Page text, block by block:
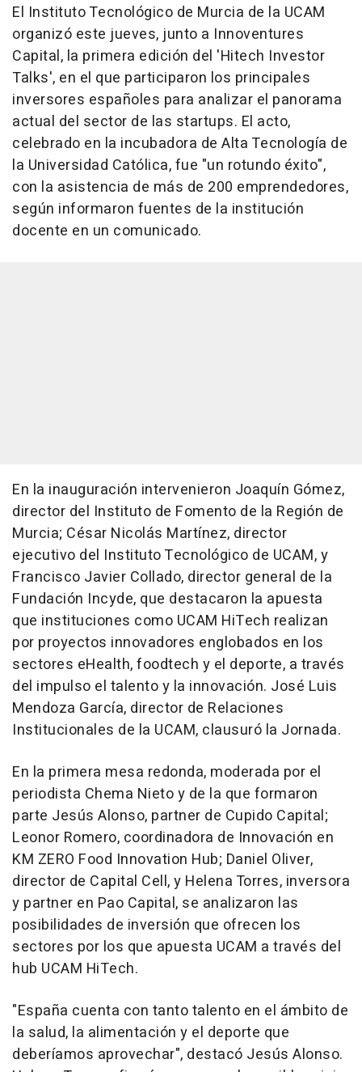
El Instituto Tecnológico de Murcia de la UCAM
organizó este jueves, junto a Innoventures
Capital, la primera edición del 'Hitech Investor
Talks', en el que participaron los principales
inversores españoles para analizar el panorama
actual del sector de las startups. El acto,
celebrado en la incubadora de Alta Tecnología de
la Universidad Católica, fue "un rotundo éxito",
con la asistencia de más de 200 emprendedores,
según informaron fuentes de la institución
docente en un comunicado.
En la inauguración intervenieron Joaquín Gómez,
director del Instituto de Fomento de la Región de
Murcia; César Nicolás Martínez, director
ejecutivo del Instituto Tecnológico de UCAM, y
Francisco Javier Collado, director general de la
Fundación Incyde, que destacaron la apuesta
que instituciones como UCAM HiTech realizan
por proyectos innovadores englobados en los
sectores eHealth, foodtech y el deporte, a través
del impulso el talento y la innovación. José Luis
Mendoza García, director de Relaciones
Institucionales de la UCAM, clausuró la Jornada.
En la primera mesa redonda, moderada por el
periodista Chema Nieto y de la que formaron
parte Jesús Alonso, partner de Cupido Capital;
Leonor Romero, coordinadora de Innovación en
KM ZERO Food Innovation Hub; Daniel Oliver,
director de Capital Cell, y Helena Torres, inversora
y partner en Pao Capital, se analizaron las
posibilidades de inversión que ofrecen los
sectores por los que apuesta UCAM a través del
hub UCAM HiTech.
"España cuenta con tanto talento en el ámbito de
la salud, la alimentación y el deporte que
deberíamos aprovechar", destacó Jesús Alonso.